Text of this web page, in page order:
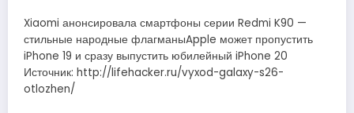
Xiaomi анонсировала смартфоны серии Redmi K90 —
стильные народные флагманыApple может пропустить
iPhone 19 и сразу выпустить юбилейный iPhone 20
Источник: http://lifehacker.ru/vyxod-galaxy-s26-
otlozhen/